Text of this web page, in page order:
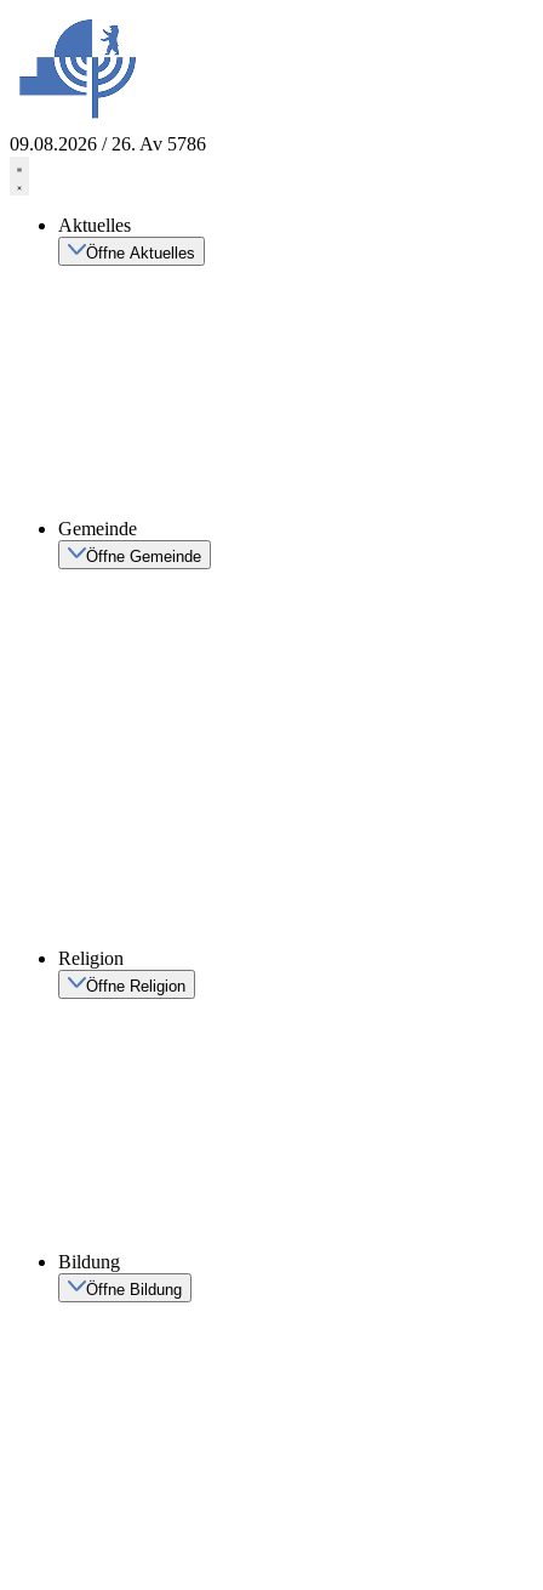
springen
09.08.2026 / 26. Av 5786
Aktuelles
Öffne Aktuelles
Gemeinde
Öffne Gemeinde
Religion
Öffne Religion
Bildung
Öffne Bildung